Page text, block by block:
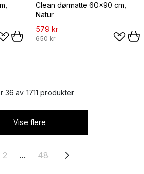
Clean dørmatte 60x90 cm,
Natur
579 kr
650 kr
36 av 1711 produkter
Vise flere
2 ... 48